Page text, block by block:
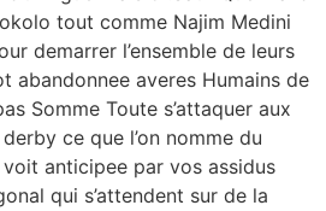
tout comme Najim Medini
demarrer l’ensemble de leurs
abandonnee averes Humains de
Somme Toute s’attaquer aux
ce que l’on nomme du
anticipee par vos assidus
qui s’attendent sur de la